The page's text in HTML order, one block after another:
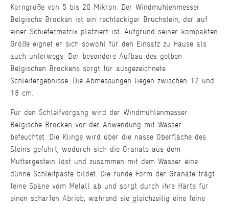
Korngröße von 5 bis 20 Mikron. Der Windmühlenmesser
Belgische Brocken ist ein rechteckiger Bruchstein, der auf
einer Schiefermatrix platziert ist. Aufgrund seiner kompakten
Größe eignet er sich sowohl für den Einsatz zu Hause als
auch unterwegs. Der besondere Aufbau des gelben
Belgischen Brockens sorgt für ausgezeichnete
Schleifergebnisse. Die Abmessungen liegen zwischen 12 und
18 cm.
Für den Schleifvorgang wird der Windmühlenmesser
Belgische Brocken vor der Anwendung mit Wasser
befeuchtet. Die Klinge wird über die nasse Oberfläche des
Steins geführt, wodurch sich die Granate aus dem
Muttergestein löst und zusammen mit dem Wasser eine
dünne Schleifpaste bildet. Die runde Form der Granate trägt
feine Späne vom Metall ab und sorgt durch ihre Härte für
einen scharfen Abrieb, während sie gleichzeitig eine feine